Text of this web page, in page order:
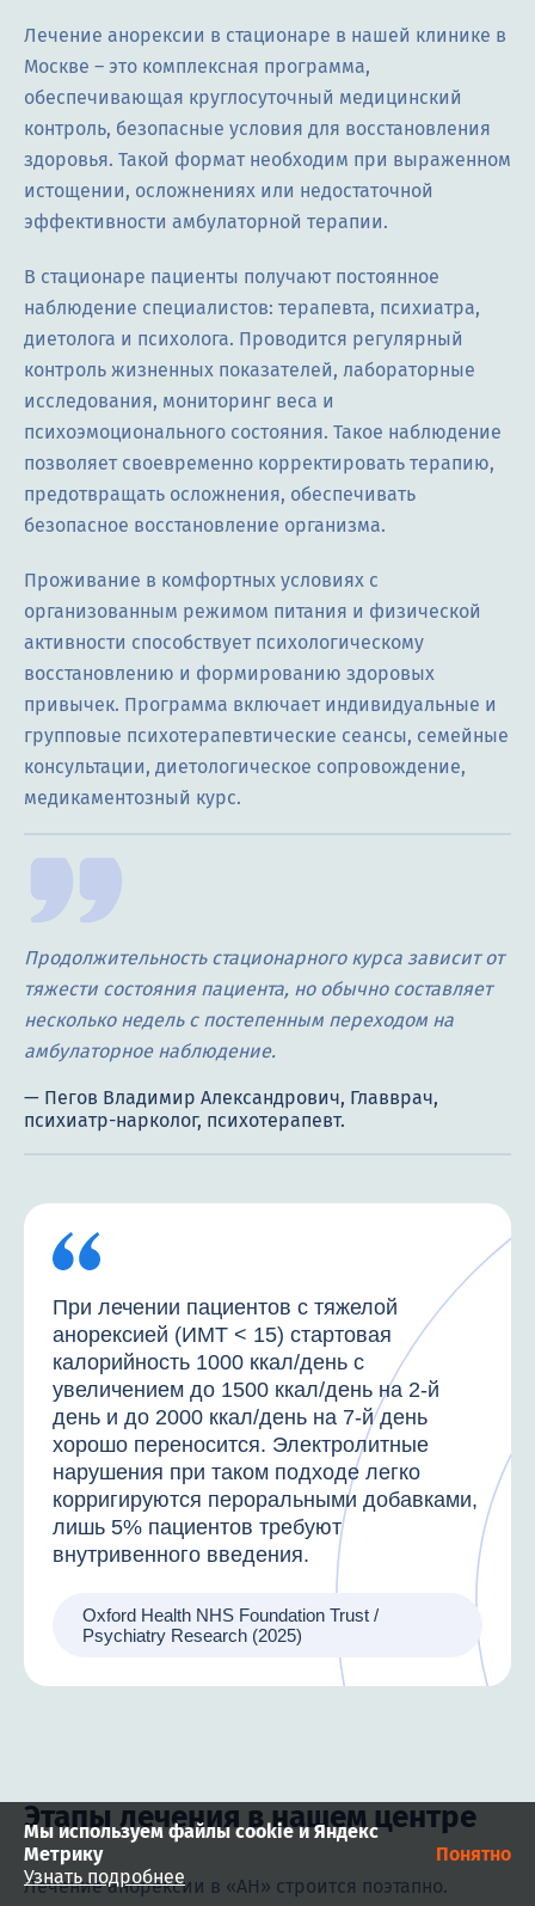
Лечение анорексии в стационаре в нашей клинике в
Москве – это комплексная программа,
обеспечивающая круглосуточный медицинский
контроль, безопасные условия для восстановления
здоровья. Такой формат необходим при выраженном
истощении, осложнениях или недостаточной
эффективности амбулаторной терапии.
В стационаре пациенты получают постоянное
наблюдение специалистов: терапевта, психиатра,
диетолога и психолога. Проводится регулярный
контроль жизненных показателей, лабораторные
исследования, мониторинг веса и
психоэмоционального состояния. Такое наблюдение
позволяет своевременно корректировать терапию,
предотвращать осложнения, обеспечивать
безопасное восстановление организма.
Проживание в комфортных условиях с
организованным режимом питания и физической
активности способствует психологическому
восстановлению и формированию здоровых
привычек. Программа включает индивидуальные и
групповые психотерапевтические сеансы, семейные
консультации, диетологическое сопровождение,
медикаментозный курс.
Продолжительность стационарного курса зависит от
тяжести состояния пациента, но обычно составляет
несколько недель с постепенным переходом на
амбулаторное наблюдение.
При лечении пациентов с тяжелой
анорексией (ИМТ < 15) стартовая
калорийность 1000 ккал/день с
увеличением до 1500 ккал/день на 2-й
день и до 2000 ккал/день на 7-й день
хорошо переносится. Электролитные
нарушения при таком подходе легко
корригируются пероральными добавками,
лишь 5% пациентов требуют
внутривенного введения.
Oxford Health NHS Foundation Trust /
Psychiatry Research (2025)
Этапы лечения в нашем центре
Лечение анорексии в «АН» строится поэтапно.
Мы используем файлы cookie и Яндекс
Метрику
Узнать подробнее
Понятно